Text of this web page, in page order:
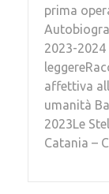
prima
2023-
affettiva
umanità
2023Le
Catania –